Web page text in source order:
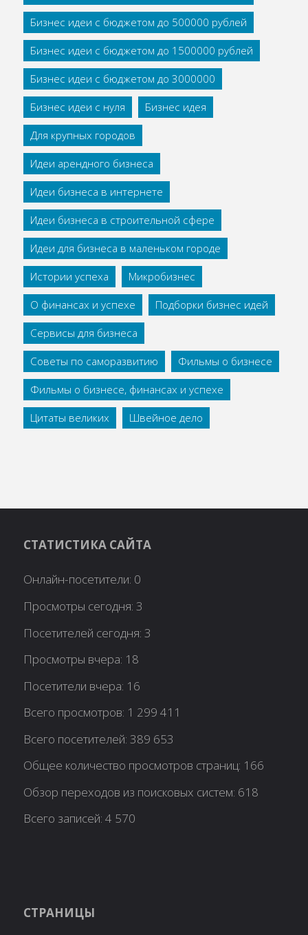
Бизнес идеи с бюджетом до 500000 рублей
Бизнес идеи с бюджетом до 1500000 рублей
Бизнес идеи с бюджетом до 3000000
Бизнес идеи с нуля
Бизнес идея
Для крупных городов
Идеи арендного бизнеса
Идеи бизнеса в интернете
Идеи бизнеса в строительной сфере
Идеи для бизнеса в маленьком городе
Истории успеха
Микробизнес
О финансах и успехе
Подборки бизнес идей
Сервисы для бизнеса
Советы по саморазвитию
Фильмы о бизнесе
Фильмы о бизнесе, финансах и успехе
Цитаты великих
Швейное дело
СТАТИСТИКА САЙТА
Онлайн-посетители: 0
Просмотры сегодня:3
Посетителей сегодня:3
Просмотры вчера: 18
Посетители вчера: 16
Всего просмотров: 1 299 411
Всего посетителей:389 653
Общее количество просмотров страниц: 166
Обзор переходов из поисковых систем: 618
Всего записей:4 570
СТРАНИЦЫ